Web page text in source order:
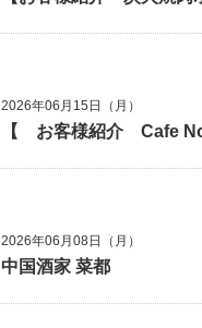
2026年06月15日（月）
【 お客様紹介 Cafe
2026年06月08日（月）
中国酒家 菜都